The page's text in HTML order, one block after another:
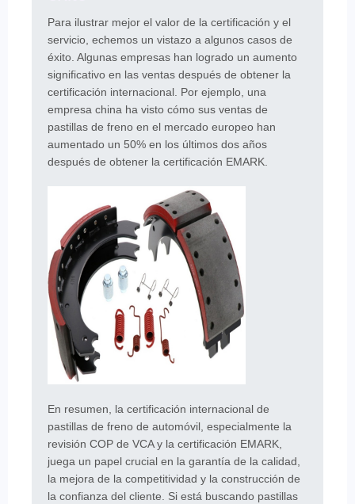
Para ilustrar mejor el valor de la certificación y el
servicio, echemos un vistazo a algunos casos de
éxito. Algunas empresas han logrado un aumento
significativo en las ventas después de obtener la
certificación internacional. Por ejemplo, una
empresa china ha visto cómo sus ventas de
pastillas de freno en el mercado europeo han
aumentado un 50% en los últimos dos años
después de obtener la certificación EMARK.
En resumen, la certificación internacional de
pastillas de freno de automóvil, especialmente la
revisión COP de VCA y la certificación EMARK,
juega un papel crucial en la garantía de la calidad,
la mejora de la competitividad y la construcción de
la confianza del cliente. Si está buscando pastillas